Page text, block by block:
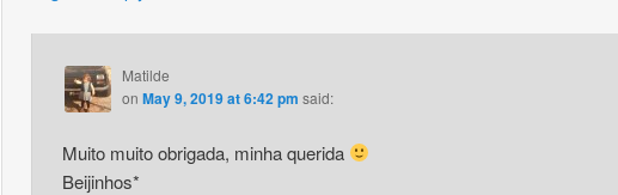
Matilde
on May 9, 2019 at 6:42 pm said:
Muito muito obrigada, minha querida
Beijinhos*